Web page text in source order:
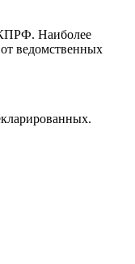
КПРФ. Наиболее
ведомственных